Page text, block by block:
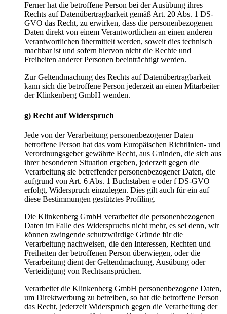
Ferner hat die betroffene Person bei der Ausübung ihres
Rechts auf Datenübertragbarkeit gemäß Art. 20 Abs. 1 DS-
GVO das Recht, zu erwirken, dass die personenbezogenen
Daten direkt von einem Verantwortlichen an einen anderen
Verantwortlichen übermittelt werden, soweit dies technisch
machbar ist und sofern hiervon nicht die Rechte und
Freiheiten anderer Personen beeinträchtigt werden.
Zur Geltendmachung des Rechts auf Datenübertragbarkeit
kann sich die betroffene Person jederzeit an einen Mitarbeiter
der Klinkenberg GmbH wenden.
g) Recht auf Widerspruch
Jede von der Verarbeitung personenbezogener Daten
betroffene Person hat das vom Europäischen Richtlinien- und
Verordnungsgeber gewährte Recht, aus Gründen, die sich aus
ihrer besonderen Situation ergeben, jederzeit gegen die
Verarbeitung sie betreffender personenbezogener Daten, die
aufgrund von Art. 6 Abs. 1 Buchstaben e oder f DS-GVO
erfolgt, Widerspruch einzulegen. Dies gilt auch für ein auf
diese Bestimmungen gestütztes Profiling.
Die Klinkenberg GmbH verarbeitet die personenbezogenen
Daten im Falle des Widerspruchs nicht mehr, es sei denn, wir
können zwingende schutzwürdige Gründe für die
Verarbeitung nachweisen, die den Interessen, Rechten und
Freiheiten der betroffenen Person überwiegen, oder die
Verarbeitung dient der Geltendmachung, Ausübung oder
Verteidigung von Rechtsansprüchen.
Verarbeitet die Klinkenberg GmbH personenbezogene Daten,
um Direktwerbung zu betreiben, so hat die betroffene Person
das Recht, jederzeit Widerspruch gegen die Verarbeitung der